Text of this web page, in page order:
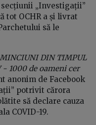
„Investigații”
tot OCHR a și livrat
să le
DIN TIMPUL
- 1000 de oameni cer
anonim de Facebook
potrivit cărora
să declare cauza
COVID-19.